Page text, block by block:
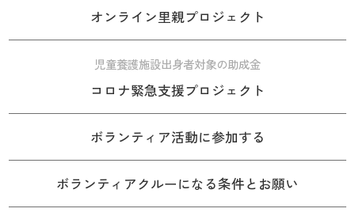
オンライン里親プロジェクト
児童養護施設出身者対象の助成金
コロナ緊急支援プロジェクト
ボランティア活動に参加する
ボランティアクルーになる条件とお願い